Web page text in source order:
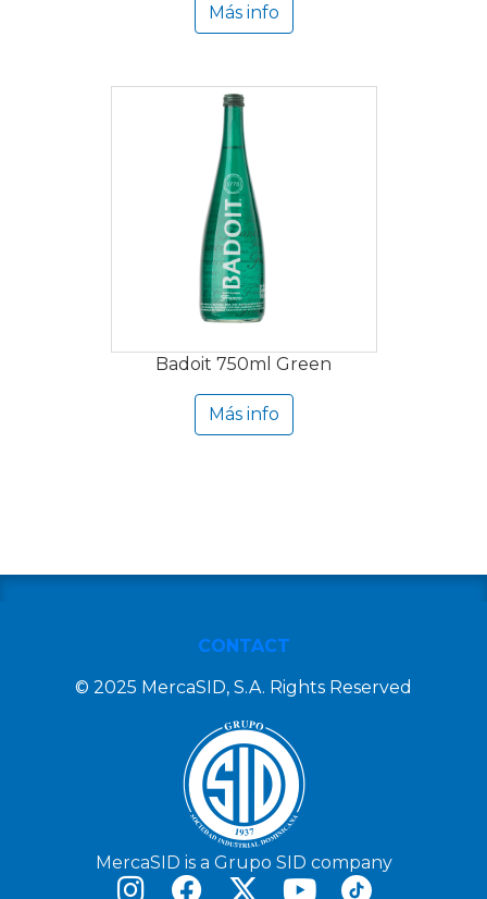
Más info
Badoit 750ml Green
Más info
CONTACT
© 2025 MercaSID, S.A. Rights Reserved
MercaSID is a Grupo SID company